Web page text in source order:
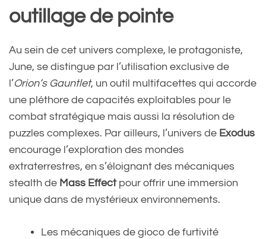
outillage de pointe
Au sein de cet univers complexe, le protagoniste,
June, se distingue par l’utilisation exclusive de
l’Orion’s Gauntlet, un outil multifacettes qui accorde
une pléthore de capacités exploitables pour le
combat stratégique mais aussi la résolution de
puzzles complexes. Par ailleurs, l’univers de Exodus
encourage l’exploration des mondes
extraterrestres, en s’éloignant des mécaniques
stealth de Mass Effectpour offrir une immersion
unique dans de mystérieux environnements.
Les mécaniques de gioco de furtivité